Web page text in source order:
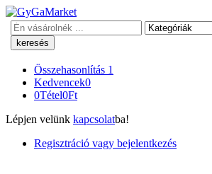
Keresés
Összehasonlítás 1
Kedvencek0
0Tétel0Ft
Lépjen velünk kapcsolatba!
Regisztráció vagy bejelentkezés